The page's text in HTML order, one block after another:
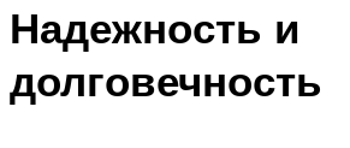
Надежность и
долговечность